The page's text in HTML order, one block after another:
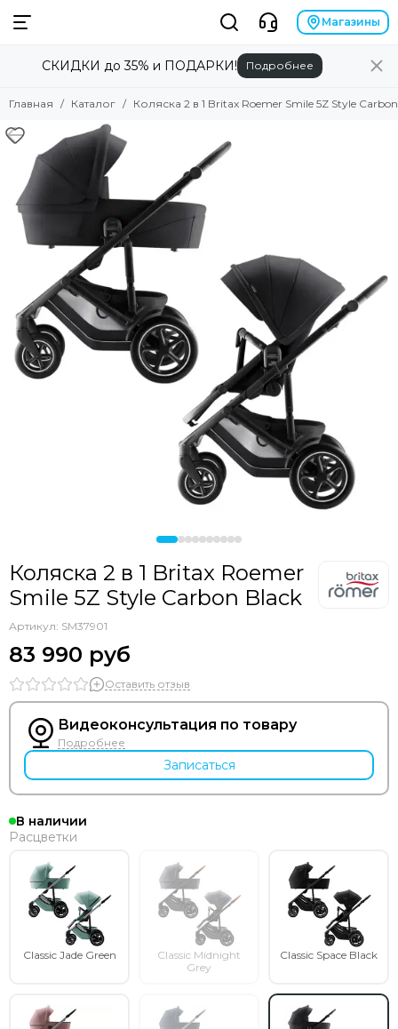
Магазины
СКИДКИ до 35% и ПОДАРКИ! Подробнее
Главная Каталог Коляска 2 в 1 Britax Roemer Smile 5Z Style
Коляска 2 в 1 Britax Roemer
Smile 5Z Style Carbon Black
Артикул: SM37901
83 990 руб
Оставить отзыв
Видеоконсультация по товару
Подробнее
Записаться
В наличии
Расцветки
Classic Jade Green
Classic Midnight
Grey
Classic Space Black